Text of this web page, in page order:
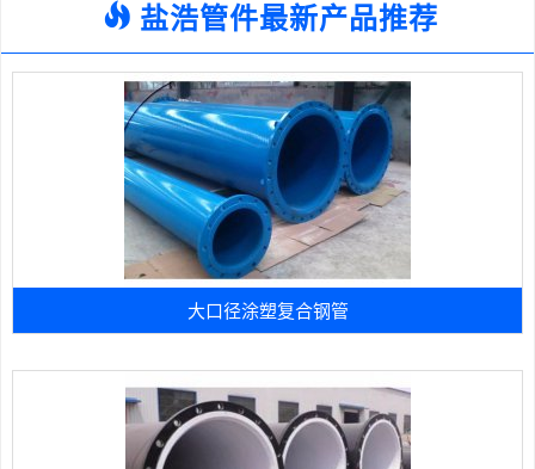
盐浩管件最新产品推荐
大口径涂塑复合钢管